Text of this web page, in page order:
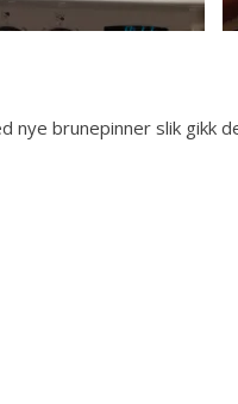
nye brunepinner slik gikk